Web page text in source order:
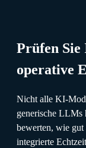
Prüfen Sie
operative
Nicht alle KI-
generische LLMs
bewerten, wie gut
integrierte